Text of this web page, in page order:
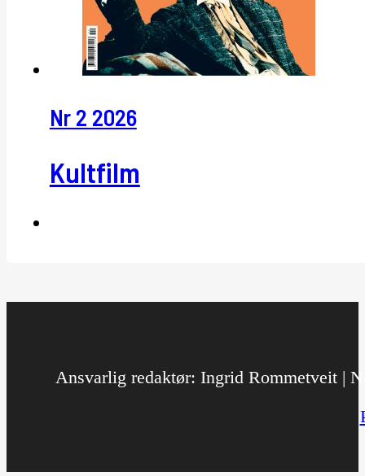
Nr 2 2026
Kultfilm
Ansvarlig redaktør: Ingrid Rommetveit |